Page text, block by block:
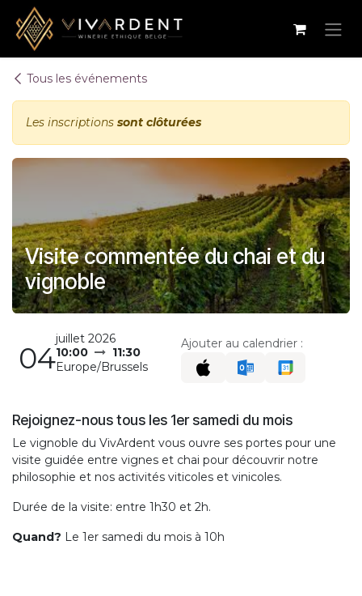
Se rendre au contenu
Tous les événements
Les inscriptions sont clôturées
Visite commentée du chai et du
vignoble
04
juillet 2026
10:00
11:30
Europe/Brussels
Ajouter au calendrier :
Rejoignez-nous tous les 1er samedi du mois
Le vignoble du VivArdent vous ouvre ses portes pour une
visite guidée entre vignes et chai pour découvrir notre
philosophie et nos activités viticoles et vinicoles.
Durée de la visite: entre 1h30 et 2h.
Quand? Le 1er samedi du mois à 10h